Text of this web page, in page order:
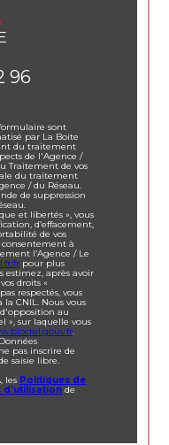
96
sont
par La Boite
du traitement
de l'Agence /
Traitement de vos
du traitement
/ du Réseau.
de suppression
et libertés », vous
d’effacement,
de vos
consentement à
l’Agence / Le
fr pour plus
estimez, après avoir
droits «
respectés, vous
CNIL. Nous vous
au
», sur laquelle vous
.
pas inscrire de
saisie libre.
les Politiques de
d'utilisation de